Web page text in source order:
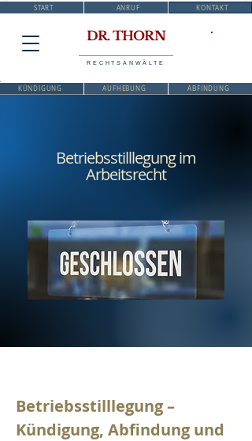
START ANRUF KONTAKT
DR. THORN
RECHTSANWÄLTE
KÜNDIGUNG AUFHEBUNG ABFINDUNG
Betriebsstilllegung im
Arbeitsrecht
Betriebsstilllegung –
Kündigung, Abfindung und